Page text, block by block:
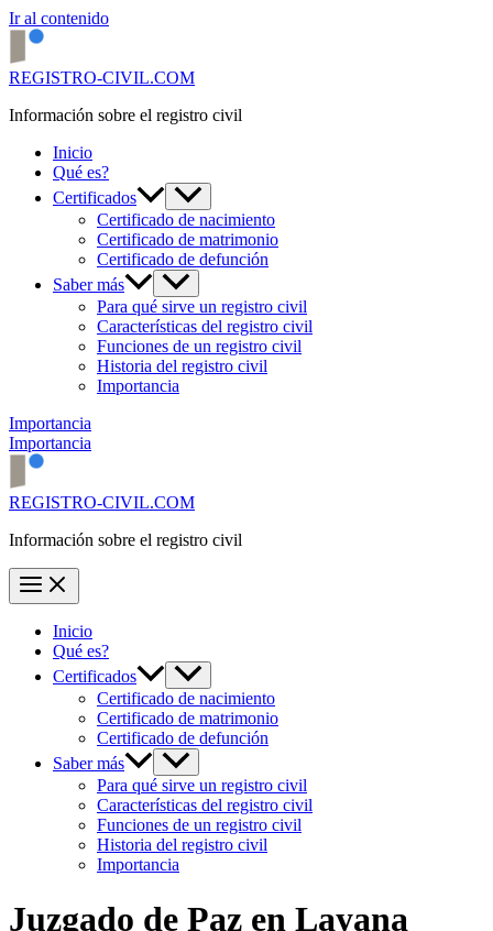
Ir al contenido
REGISTRO-CIVIL.COM
Información sobre el registro civil
Inicio
Qué es?
Certificados
Certificado de nacimiento
Certificado de matrimonio
Certificado de defunción
Saber más
Para qué sirve un registro civil
Características del registro civil
Funciones de un registro civil
Historia del registro civil
Importancia
Importancia
Importancia
REGISTRO-CIVIL.COM
Información sobre el registro civil
Inicio
Qué es?
Certificados
Certificado de nacimiento
Certificado de matrimonio
Certificado de defunción
Saber más
Para qué sirve un registro civil
Características del registro civil
Funciones de un registro civil
Historia del registro civil
Importancia
Juzgado de Paz en Layana